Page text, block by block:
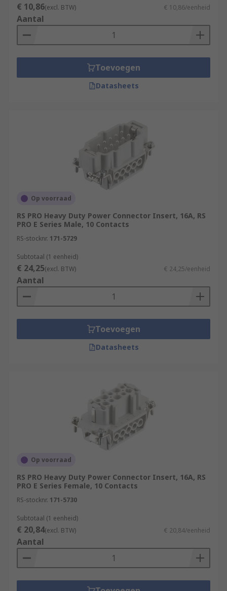
€ 10,86(excl. BTW) € 10,86/eenheid
Aantal
Toevoegen
Datasheets
Op voorraad
RS PRO Heavy Duty Power Connector Insert, 16A, RS
PRO E Series Male, 10 Contacts
RS-stocknr. 171-5729
Subtotaal (1 eenheid)
€ 24,25(excl. BTW) € 24,25/eenheid
Aantal
Toevoegen
Datasheets
Op voorraad
RS PRO Heavy Duty Power Connector Insert, 16A, RS
PRO E Series Female, 10 Contacts
RS-stocknr. 171-5730
Subtotaal (1 eenheid)
€ 20,84(excl. BTW) € 20,84/eenheid
Aantal